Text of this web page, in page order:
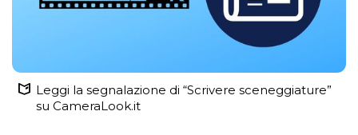
Leggi la segnalazione di “Scrivere sceneggiature”
su CameraLook.it